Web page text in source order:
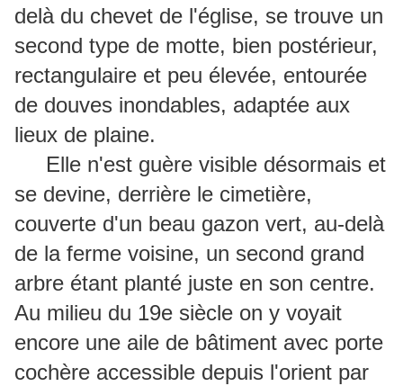
delà du chevet de l'église, se trouve un
second type de motte, bien postérieur,
rectangulaire et peu élevée, entourée
de douves inondables, adaptée aux
lieux de plaine.
Elle n'est guère visible désormais et
se devine, derrière le cimetière,
couverte d'un beau gazon vert, au-delà
de la ferme voisine, un second grand
arbre étant planté juste en son centre.
Au milieu du 19e siècle on y voyait
encore une aile de bâtiment avec porte
cochère accessible depuis l'orient par